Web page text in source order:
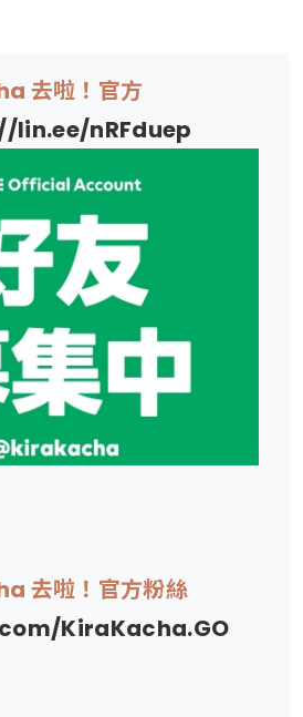
去啦！官方
lin.ee/nRFduep
去啦！官方粉絲
KiraKacha.GO